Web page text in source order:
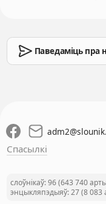
Паведаміць пра
adm2@
Спасылкі
слоўнікаў: 96 (643 740
энцыкляпэдыяў: 27 (8 083